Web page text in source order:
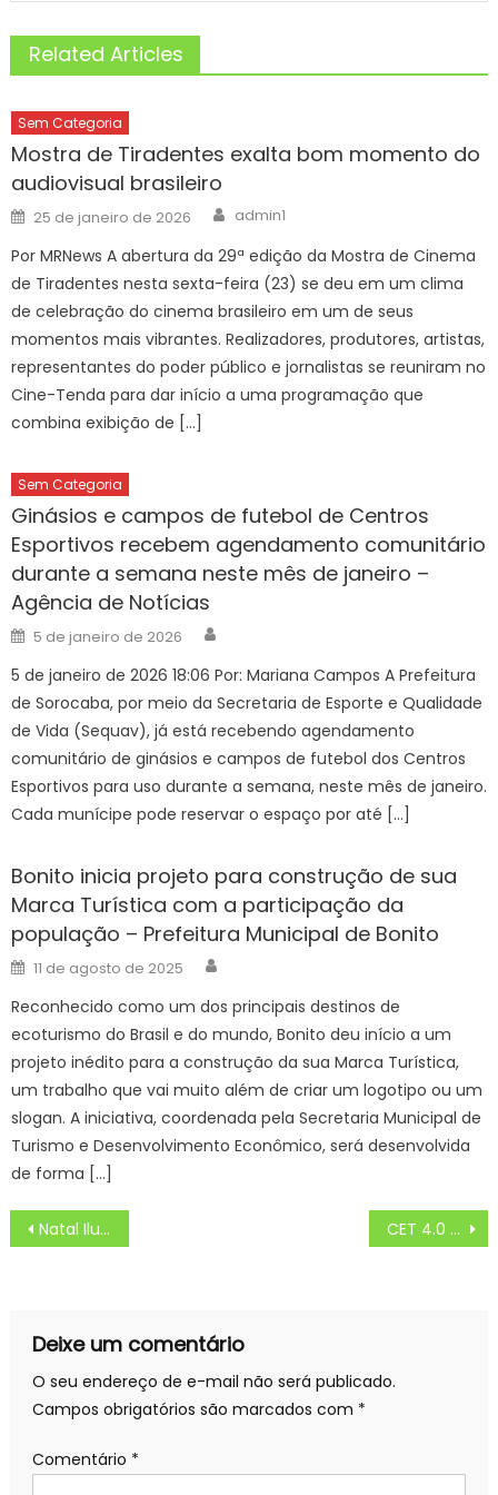
Related Articles
Sem Categoria
Mostra de Tiradentes exalta bom momento do
audiovisual brasileiro
Posted
on
25 de janeiro de 2026 Author
admin1
Por MRNews A abertura da 29ª edição da Mostra de Cinema
de Tiradentes nesta sexta-feira (23) se deu em um clima
de celebração do cinema brasileiro em um de seus
momentos mais vibrantes. Realizadores, produtores, artistas,
representantes do poder público e jornalistas se reuniram no
Cine-Tenda para dar início a uma programação que
combina exibição de […]
Sem Categoria
Ginásios e campos de futebol de Centros
Esportivos recebem agendamento comunitário
durante a semana neste mês de janeiro –
Agência de Notícias
Posted
on
5 de janeiro de 2026
5 de janeiro de 2026 18:06 Por: Mariana Campos A Prefeitura
de Sorocaba, por meio da Secretaria de Esporte e Qualidade
de Vida (Sequav), já está recebendo agendamento
comunitário de ginásios e campos de futebol dos Centros
Esportivos para uso durante a semana, neste mês de janeiro.
Cada munícipe pode reservar o espaço por até […]
Bonito inicia projeto para construção de sua
Marca Turística com a participação da
população – Prefeitura Municipal de Bonito
Posted
on
11 de agosto de 2025
Reconhecido como um dos principais destinos de
ecoturismo do Brasil e do mundo, Bonito deu início a um
projeto inédito para a construção da sua Marca Turística,
um trabalho que vai muito além de criar um logotipo ou um
slogan. A iniciativa, coordenada pela Secretaria Municipal de
Turismo e Desenvolvimento Econômico, será desenvolvida
de forma […]
Navegação
de
Natal Iluminado começa segunda-feira na praça Afonso Pena CET 4.0 do Parque Tecnológico de Sorocaba entrega prêmio ao ganhador de sorteio na inauguração do LabX 4.0 – Noticias
Deixe um comentário
O seu endereço de e-mail não será publicado.
Campos obrigatórios são marcados com *
Comentário *